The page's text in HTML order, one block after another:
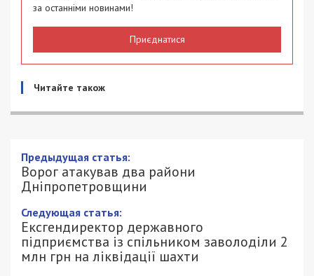
за останніми новинами!
Приєднатися
Читайте також
Ворог атакував два райони
Дніпропетровщини
13/08/2025 - 19:12
ПЕТРО ЩУКІН - СПЕЦИАЛЬНО ДЛЯ
49000.COM.UA